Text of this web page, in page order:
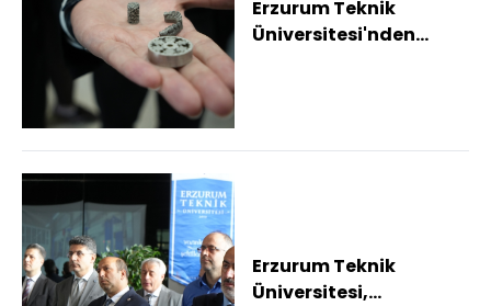
Erzurum Teknik
Üniversitesi'nden
Erzurum Teknik
Üniversitesi,